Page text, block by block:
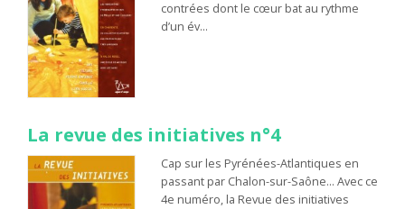
contrées dont le cœur bat au rythme
d’un év…
La revue des initiatives n°4
Cap sur les Pyrénées-Atlantiques en
passant par Chalon-sur-Saône… Avec ce
4e numéro, la Revue des initiatives